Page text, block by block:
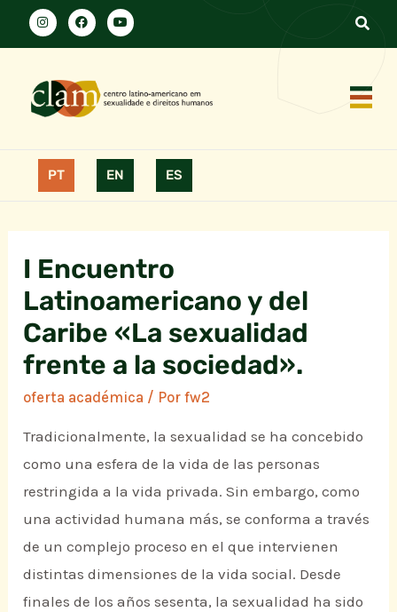
PT EN ES
I Encuentro
Latinoamericano y del
Caribe «La sexualidad
frente a la sociedad».
oferta académica / Porfw2
Tradicionalmente, la sexualidad se ha concebido
como una esfera de la vida de las personas
restringida a la vida privada. Sin embargo, como
una actividad humana más, se conforma a través
de un complejo proceso en el que intervienen
distintas dimensiones de la vida social. Desde
finales de los años sesenta, la sexualidad ha sido